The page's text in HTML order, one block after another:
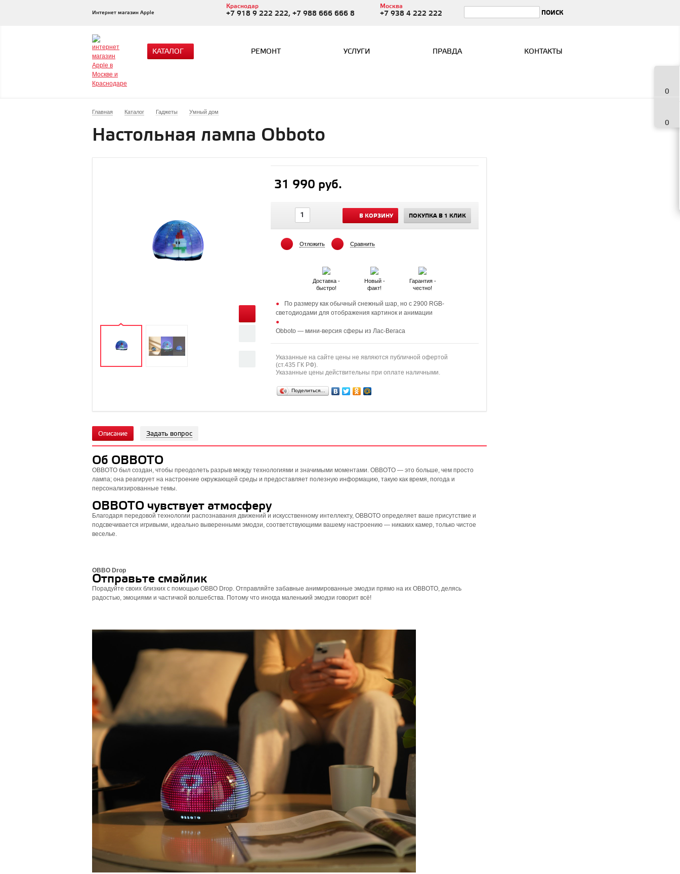
Интернет магазин Apple
Краснодар
+7 918 9 222 222, +7 988 666 666 8
Москва
+7 938 4 222 222
КАТАЛОГ РЕМОНТ УСЛУГИ ПРАВДА КОНТАКТЫ
0
0
Главная Каталог Гаджеты Умный дом
Настольная лампа Obboto
31 990 руб.
В КОРЗИНУ ПОКУПКА В 1 КЛИК
Отложить Сравнить
Доставка -
быстро!
Новый -
факт!
Гарантия -
честно!
По размеру как обычный снежный шар, но с 2900 RGB-
светодиодами для отображения картинок и анимации
Obboto — мини-версия сферы из Лас-Вегаса
Указанные на сайте цены не являются публичной офертой
(ст.435 ГК РФ).
Указанные цены действительны при оплате наличными.
Поделиться…
Описание Задать вопрос
Об OBBOTO
OBBOTO был создан, чтобы преодолеть разрыв между технологиями и значимыми моментами. OBBOTO — это больше, чем просто
лампа; она реагирует на настроение окружающей среды и предоставляет полезную информацию, такую ​​как время, погода и
персонализированные темы.
OBBOTO чувствует атмосферу
Благодаря передовой технологии распознавания движений и искусственному интеллекту, OBBOTO определяет ваше присутствие и
подсвечивается игривыми, идеально выверенными эмодзи, соответствующими вашему настроению — никаких камер, только чистое
веселье.
OBBO Drop
Отправьте смайлик
Порадуйте своих близких с помощью OBBO Drop. Отправляйте забавные анимированные эмодзи прямо на их OBBOTO, делясь
радостью, эмоциями и частичкой волшебства. Потому что иногда маленький эмодзи говорит всё!